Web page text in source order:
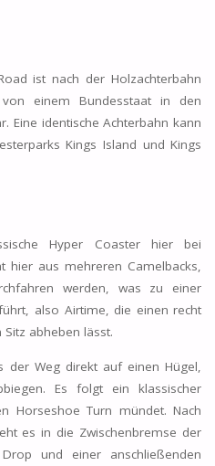
ist nach der Holzachterbahn
einem Bundesstaat in den
Eine identische Achterbahn kann
Kings Island und Kings
Hyper Coaster hier bei
hier aus mehreren Camelbacks,
werden, was zu einer
also Airtime, die einen recht
abheben lässt.
der Weg direkt auf einen Hügel,
Es folgt ein klassischer
Horseshoe Turn mündet. Nach
es in die Zwischenbremse der
und einer anschließenden